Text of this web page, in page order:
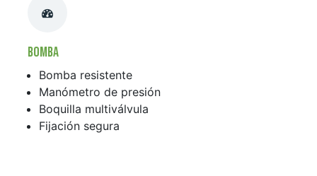
Bomba
Bomba resistente
Manómetro de presión
Boquilla multiválvula
Fijación segura